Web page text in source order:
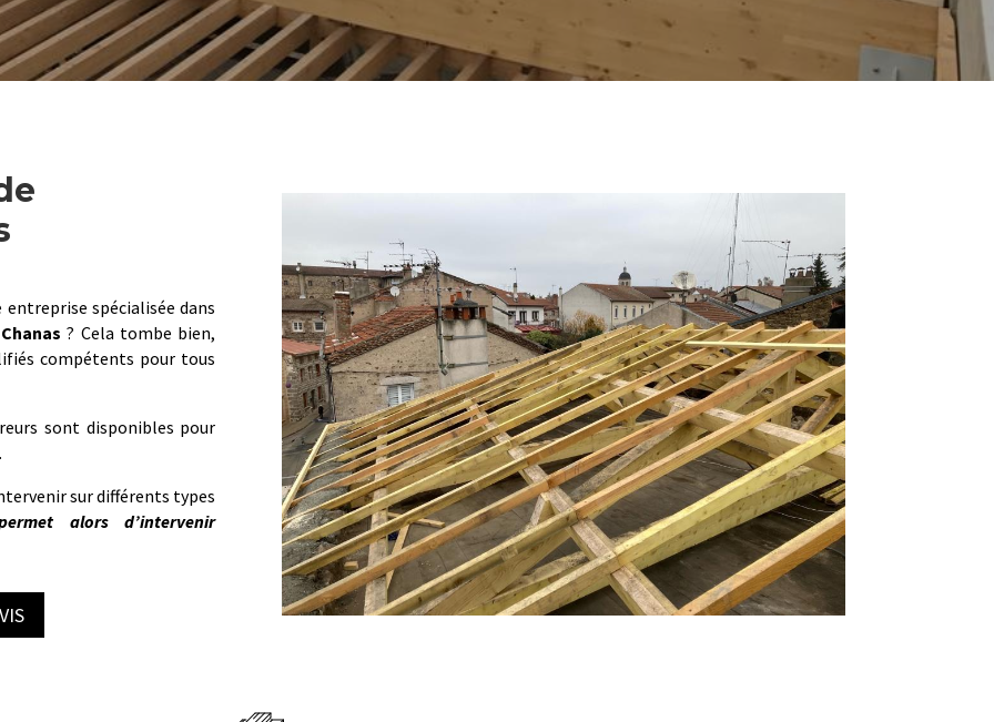
entreprise spécialisée dans
Chanas ? Cela tombe bien,
compétents pour tous
sont disponibles pour
sur différents types
alors d’intervenir